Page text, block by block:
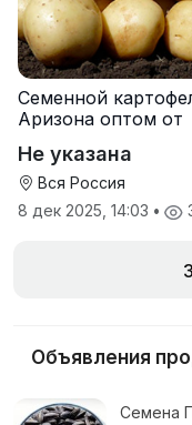
Семенной
Аризона оптом от
Не указана
Вся Россия
8 дек 2025, 14:03 •
Объявления
Семена